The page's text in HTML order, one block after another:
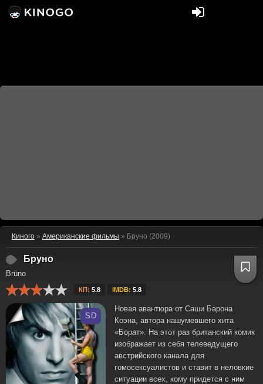
Киного » Американские фильмы » Бруно (2009)
Бруно
Brüno
КП: 5.8 IMDB: 5.8
SD
Новая авантюра от Саши Барона
Коэна, автора нашумевшего хита
«Борат». На этот раз британский комик
изображает из себя телеведущего
австрийского канала для
гомосексуалистов и ставит в неловкие
ситуации всех, кому придется с ним